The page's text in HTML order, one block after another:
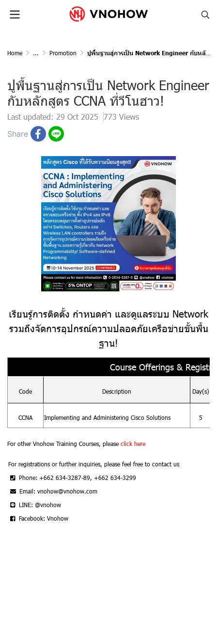
Home ... Promotion ปูพื้นฐานสู่การเป็น Network Engineer กับหลักสูตร CCNA ที่วีโนฮาว!
ปูพื้นฐานสู่การเป็น Network Engineer
กับหลักสูตร CCNA ที่วีโนฮาว!
Last updated: 29 Oct 2025 773 Views
Share
เรียนรู้การติดตั้ง กำหนดค่า และดูแลระบบ Network
รวมถึงจัดการอุปกรณ์ความปลอดภัยเครือข่ายขั้นพื้น
ฐาน!
Course Offerings &
Code Description Day(s)
CCNA Implementing and Administering Cisco Solutions 5
For other Vnohow Training Courses, please click here
For registrations or further inquiries, please feel free to contact us
Phone: +662 634-3287-89, +662 634-3299
Email: vnohow@vnohow.com
LINE: @vnohow
Facebook: Vnohow